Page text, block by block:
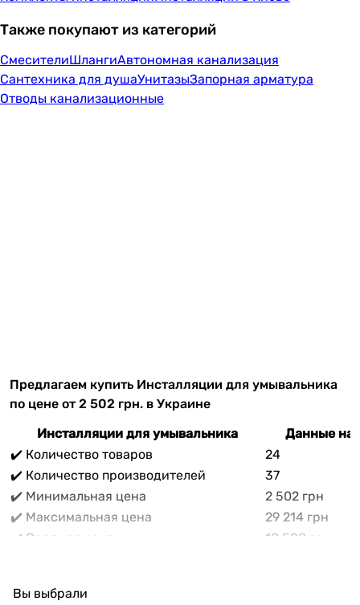
Также покупают из категорий
СмесителиШлангиАвтономная канализация
Сантехника для душаУнитазыЗапорная арматура
Отводы канализационные
Предлагаем купить Инсталляции для умывальника
по цене от 2 502 грн. в Украине
Инсталляции для умывальника
Данные на
✔️ Количество товаров
24
✔️ Количество производителей
37
✔️ Минимальная цена
2 502 грн
✔️ Максимальная цена
29 214 грн
✔️ Средняя цена
10 508 грн
доставкой по Украине. При покупке Инсталляции для
Вы выбрали